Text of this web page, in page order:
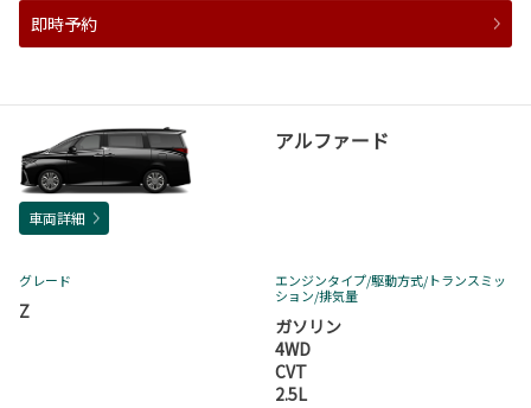
即時予約
アルファード
車両詳細
グレード
Z
エンジンタイプ/駆動方式/トランスミッ
ション/排気量
ガソリン
4WD
CVT
2.5L